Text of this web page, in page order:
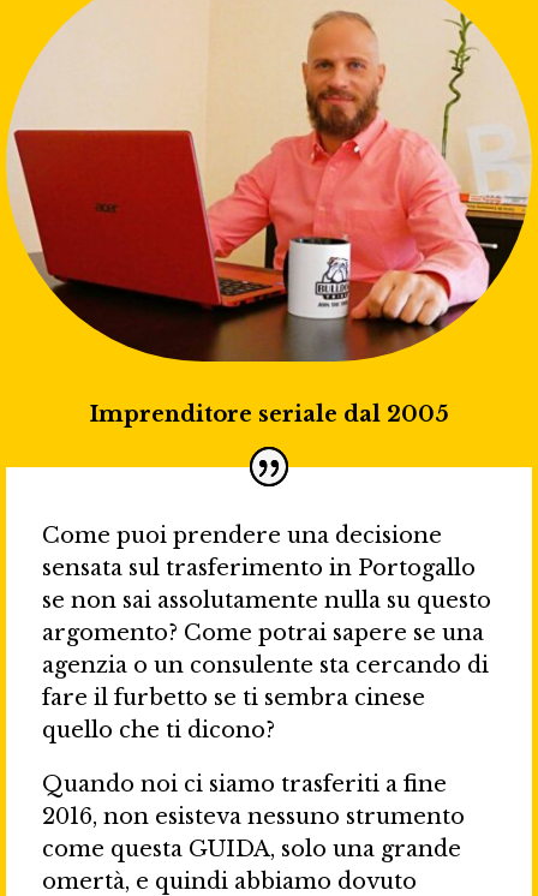
Imprenditore seriale dal 2005
Come puoi prendere una decisione
sensata sul trasferimento in Portogallo
se non sai assolutamente nulla su questo
argomento? Come potrai sapere se una
agenzia o un consulente sta cercando di
fare il furbetto se ti sembra cinese
quello che ti dicono?
Quando noi ci siamo trasferiti a fine
2016, non esisteva nessuno strumento
come questa GUIDA, solo una grande
omertà, e quindi abbiamo dovuto